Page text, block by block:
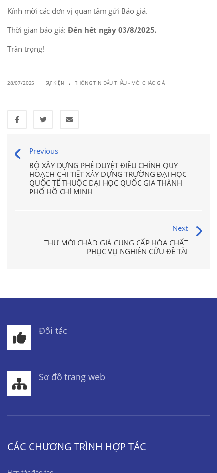
Kính mời các đơn vị quan tâm gửi Báo giá.
Thời gian báo giá: Đến hết ngày 03/8/2025.
Trân trọng!
28/07/2025 SỰ KIỆN . THÔNG TIN ĐẤU THẦU - MỜI CHÀO GIÁ
Previous
BỘ XÂY DỰNG PHÊ DUYỆT ĐIỀU CHỈNH QUY
HOẠCH CHI TIẾT XÂY DỰNG TRƯỜNG ĐẠI HỌC
QUỐC TẾ THUỘC ĐẠI HỌC QUỐC GIA THÀNH
PHỐ HỒ CHÍ MINH
Next
THƯ MỜI CHÀO GIÁ CUNG CẤP HÓA CHẤT
PHỤC VỤ NGHIÊN CỨU ĐỀ TÀI
Đối tác
Sơ đồ trang web
CÁC CHƯƠNG TRÌNH HỢP TÁC